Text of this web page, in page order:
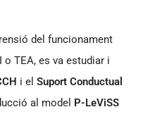
del funcionament
TEA, es va estudiar i
i el Suport Conductual
al model P-LeViSS